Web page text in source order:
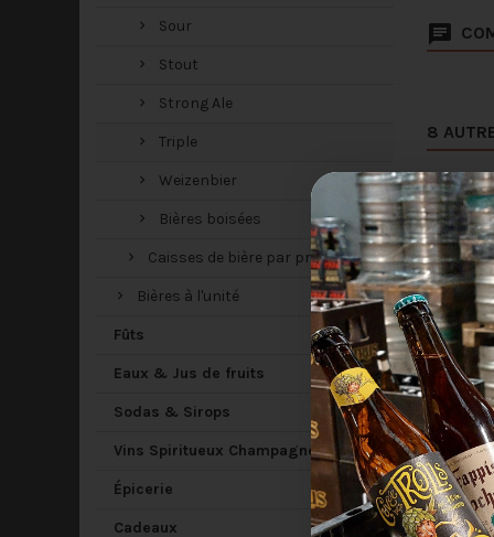
Sour
Stout
Strong Ale
Triple
Weizenbier
Bières boisées
Caisses de bière par prix
Bières à l'unité
Fûts
Eaux & Jus de fruits
Sodas & Sirops
Vins Spiritueux Champagne
Épicerie
Cadeaux
8
